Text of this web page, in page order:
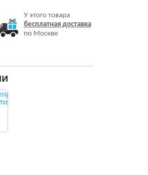
У этого товара
бесплатная доставка
по Москве